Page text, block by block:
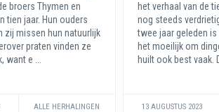
broers Thymen en
tien jaar. Hun ouders
zij missen hun natuurlijk
praten vinden ze
want e ...
ALLE HERHALINGEN
het verhaal van de
nog steeds
twee jaar geleden
het moeilijk om
huilt ook best vaak.
13 AUGUSTUS 2023